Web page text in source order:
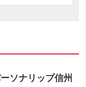
ソナリップ信州